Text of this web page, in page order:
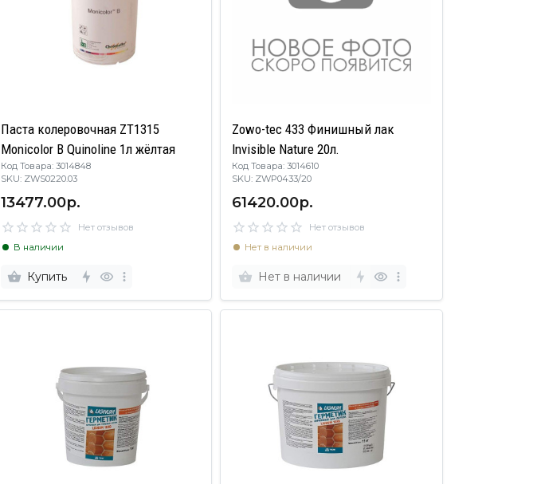
Паста колеровочная ZT1315
Monicolor B Quinoline 1л жёлтая
Код Товара: 3014848
SKU: ZWS0220.03
13477.00р.
Нет отзывов
В наличии
Купить
Zowo-tec 433 Финишный лак
Invisible Nature 20л.
Код Товара: 3014610
SKU: ZWP0433/20
61420.00р.
Нет отзывов
Нет в наличии
Нет в наличии